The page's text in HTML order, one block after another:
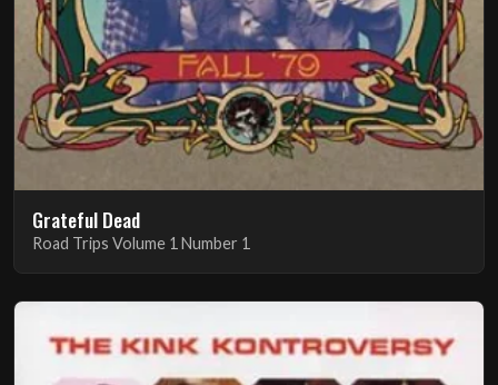
Grateful Dead
Road Trips Volume 1 Number 1